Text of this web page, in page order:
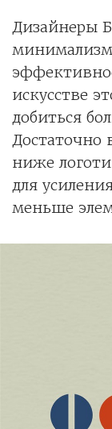
Дизайнеры
искусстве
добиться
Достаточно
ниже
для
меньше